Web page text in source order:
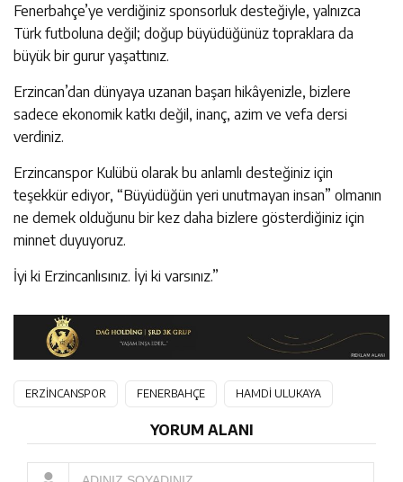
Fenerbahçe’ye verdiğiniz sponsorluk desteğiyle, yalnızca
Türk futboluna değil; doğup büyüdüğünüz topraklara da
büyük bir gurur yaşattınız.
Erzincan’dan dünyaya uzanan başarı hikâyenizle, bizlere
sadece ekonomik katkı değil, inanç, azim ve vefa dersi
verdiniz.
Erzincanspor Kulübü olarak bu anlamlı desteğiniz için
teşekkür ediyor, “Büyüdüğün yeri unutmayan insan” olmanın
ne demek olduğunu bir kez daha bizlere gösterdiğiniz için
minnet duyuyoruz.
İyi ki Erzincanlısınız. İyi ki varsınız.”
ERZİNCANSPOR FENERBAHÇE HAMDİ ULUKAYA
YORUM ALANI